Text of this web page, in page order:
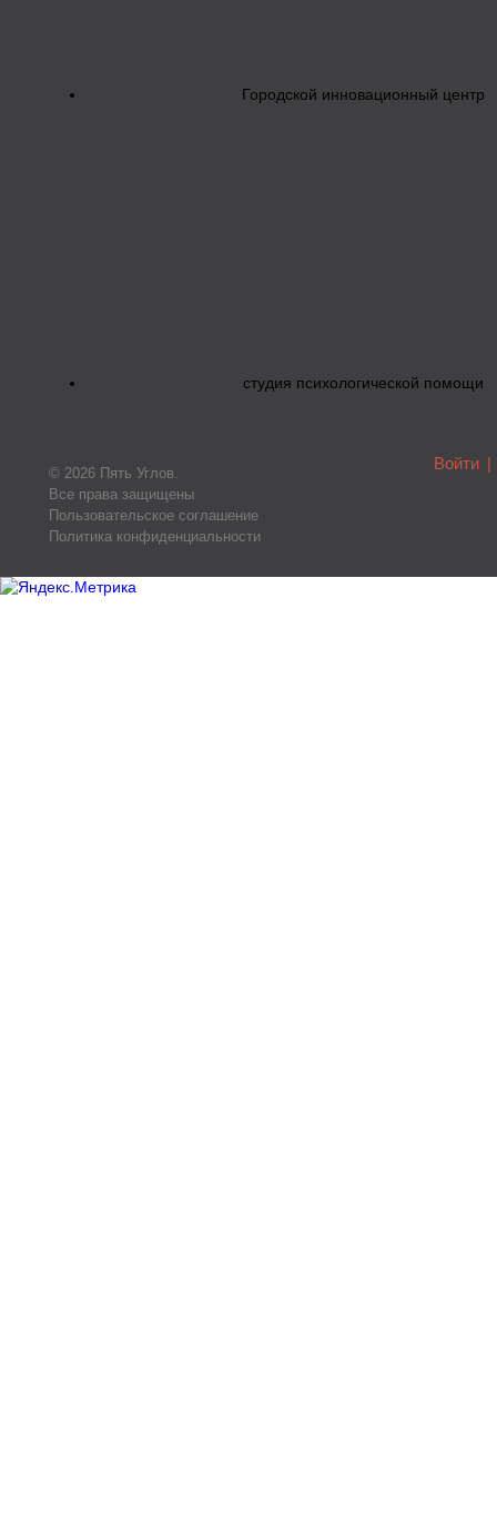
Городской инновационный центр
студия психологической помощи
© 2026 Пять Углов.
Все права защищены
Пользовательское соглашение
Политика конфиденциальности
Войти